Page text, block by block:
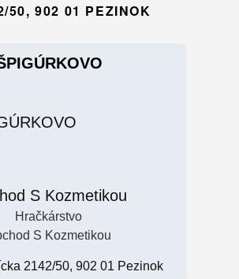
50, 902 01 PEZINOK
S Kozmetikou
Hračkárstvo
S Kozmetikou
2142/50, 902 01 Pezinok